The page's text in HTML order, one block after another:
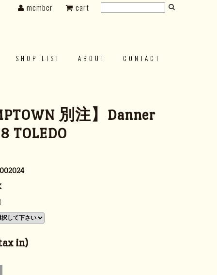
SHOP LIST ABOUT CONTACT
member cart
別注】Danner
TOLEDO
in)